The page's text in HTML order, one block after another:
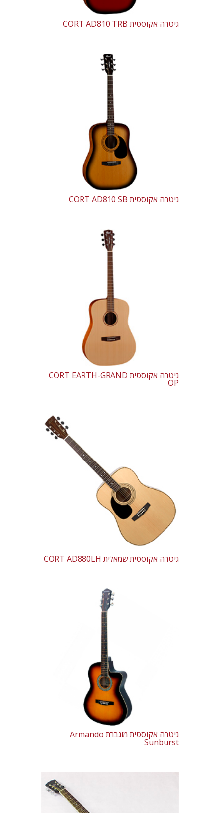
גיטרה אקוסטית CORT AD810 TRB
גיטרה אקוסטית CORT AD810 SB
גיטרה אקוסטית CORT EARTH-GRAND
OP
גיטרה אקוסטית שמאלית CORT AD880LH
גיטרה אקוסטית מוגברת Armando
Sunburst